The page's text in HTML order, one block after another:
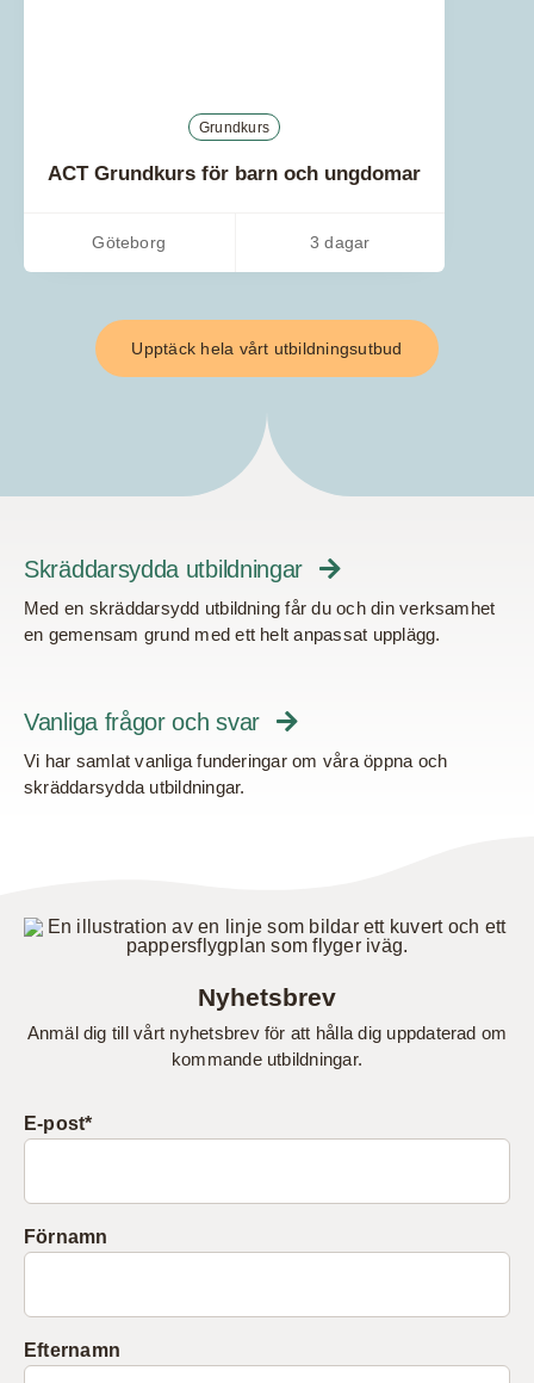
Grundkurs
ACT Grundkurs för barn och ungdomar
Göteborg 3 dagar
Upptäck hela vårt utbildningsutbud
Skräddarsydda utbildningar
Med en skräddarsydd utbildning får du och din verksamhet
en gemensam grund med ett helt anpassat upplägg.
Vanliga frågor och svar
Vi har samlat vanliga funderingar om våra öppna och
skräddarsydda utbildningar.
Nyhetsbrev
Anmäl dig till vårt nyhetsbrev för att hålla dig uppdaterad om
kommande utbildningar.
E-post*
Förnamn
Efternamn